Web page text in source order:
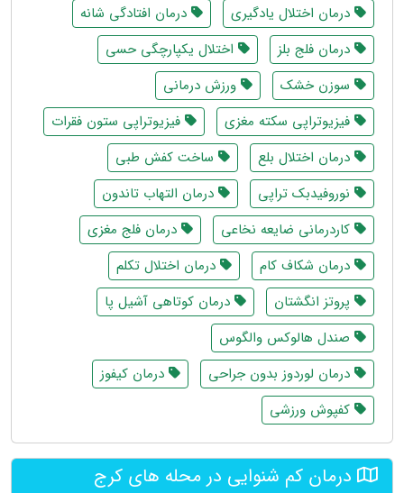
درمان اختلال یادگیری
درمان افتادگی شانه
درمان فلج بلز
اختلال یکپارچگی حسی
سوزن خشک
ورزش درمانی
فیزیوتراپی سکته مغزی
فیزیوتراپی ستون فقرات
درمان اختلال بلع
ساخت کفش طبی
نوروفیدبک تراپی
درمان التهاب تاندون
کاردرمانی ضایعه نخاعی
درمان فلج مغزی
درمان شکاف کام
درمان اختلال تکلم
پروتز انگشتان
درمان کوتاهی آشیل پا
صندل هالوکس والگوس
درمان لوردوز بدون جراحی
درمان کیفوز
کفپوش ورزشی
درمان کم شنوایی در محله های کرج